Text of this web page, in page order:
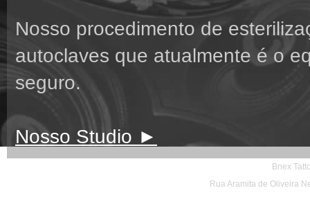
Nosso procedimento de
autoclaves que atualmente é o
seguro.
Nosso Studio ►
Bnex
Rua Aramita de Oliveira